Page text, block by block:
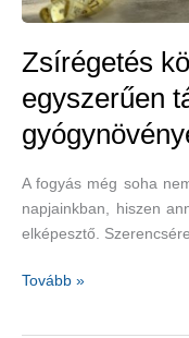
egészséget
Zsírégetés
egyszerűen
A fogyás még soha
napjainkban, hiszen
elképesztő. Szerencsére
Zsírégetés
Tovább »